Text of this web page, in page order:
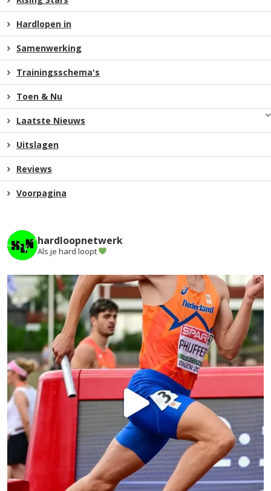
Hardlopen in
Samenwerking
Trainingsschema's
Toen & Nu
Laatste Nieuws
Uitslagen
Reviews
Voorpagina
hardloopnetwerk
Als je hard loopt